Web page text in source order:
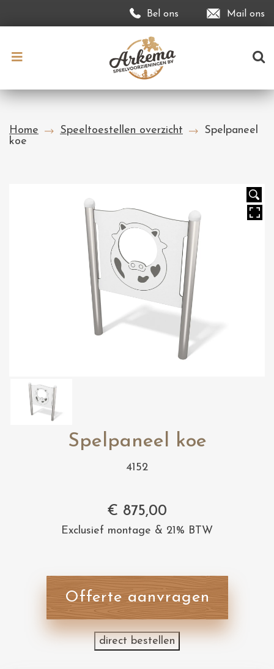
Bel ons Mail ons
Home Speeltoestellen overzicht
Spelpaneel
koe
Spelpaneel koe
4152
€ 875,00
Exclusief montage & 21% BTW
Offerte aanvragen
direct bestellen